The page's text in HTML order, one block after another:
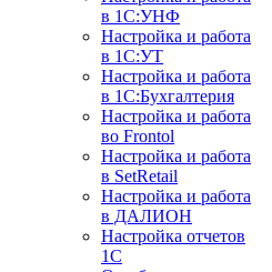
в 1С:УНФ
Настройка и работа
в 1С:УТ
Настройка и работа
в 1С:Бухгалтерия
Настройка и работа
во Frontol
Настройка и работа
в SetRetail
Настройка и работа
в ДАЛИОН
Настройка отчетов
1С